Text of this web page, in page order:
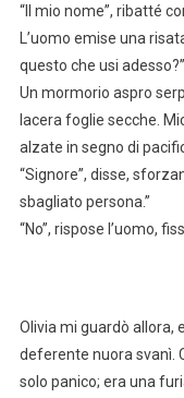
“Il mio nome”, ribatté
L’uomo emise una
questo che usi adesso?”
Un mormorio aspro
lacera foglie secche.
alzate in segno di
“Signore”, disse,
sbagliato persona.”
“No”, rispose l’uomo,
Olivia mi guardò allora,
deferente nuora svanì.
solo panico; era una